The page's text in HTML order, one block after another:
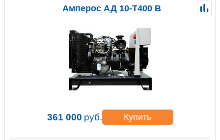
Амперос АД 10-Т400 B
361 000 руб. Купить